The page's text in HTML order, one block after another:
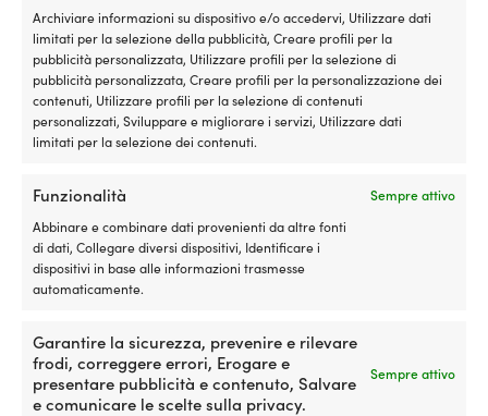
Archiviare informazioni su dispositivo e/o accedervi, Utilizzare dati
limitati per la selezione della pubblicità, Creare profili per la
pubblicità personalizzata, Utilizzare profili per la selezione di
pubblicità personalizzata, Creare profili per la personalizzazione dei
contenuti, Utilizzare profili per la selezione di contenuti
personalizzati, Sviluppare e migliorare i servizi, Utilizzare dati
limitati per la selezione dei contenuti.
Funzionalità
Sempre attivo
Abbinare e combinare dati provenienti da altre fonti
di dati, Collegare diversi dispositivi, Identificare i
dispositivi in base alle informazioni trasmesse
automaticamente.
Garantire la sicurezza, prevenire e rilevare
frodi, correggere errori, Erogare e
presentare pubblicità e contenuto, Salvare
e comunicare le scelte sulla privacy.
Sempre attivo
Maglia rapida NOCK, acciaio
inossidabile e resistente agli
acidi (AISI 316), Ø4 mm
4,50
IVA incl.
Maglia rapida NOCK, acciaio
inossidabile e resistente agli
acidi (AISI 316), Ø5 mm